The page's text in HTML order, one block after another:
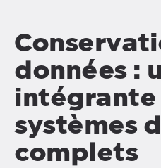
données :
intégrante
systèmes
complets